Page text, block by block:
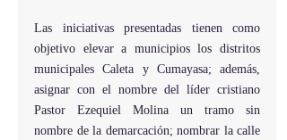
Las iniciativas presentadas tienen como
objetivo elevar a municipios los distritos
municipales Caleta y Cumayasa; además,
asignar con el nombre del líder cristiano
Pastor Ezequiel Molina un tramo sin
nombre de la demarcación; nombrar la calle